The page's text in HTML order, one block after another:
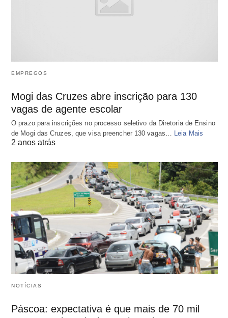
EMPREGOS
Mogi das Cruzes abre inscrição para 130
vagas de agente escolar
O prazo para inscrições no processo seletivo da Diretoria de Ensino
de Mogi das Cruzes, que visa preencher 130 vagas… Leia Mais
2 anos atrás
NOTÍCIAS
Páscoa: expectativa é que mais de 70 mil